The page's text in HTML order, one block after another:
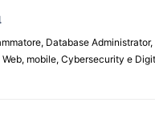
Database
mobile, Cybersecurity e